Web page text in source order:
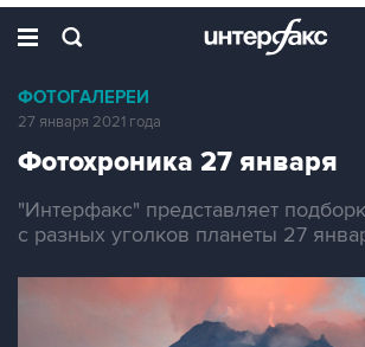
ФОТОГАЛЕРЕИ
27 января 2021 года
Фотохроника 27 января
"Интерфакс" представляет
с разных уголков планеты 27